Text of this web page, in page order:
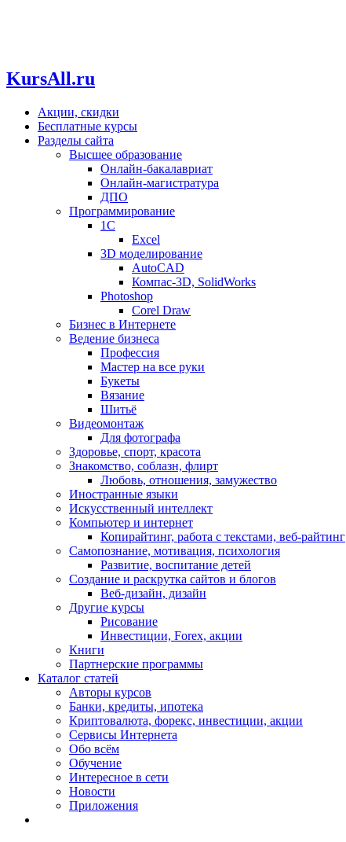
KursAll.ru
Акции, скидки
Бесплатные курсы
Разделы сайта
Высшее образование
Онлайн-бакалавриат
Онлайн-магистратура
ДПО
Программирование
1С
Excel
3D моделирование
AutoCAD
Компас-3D, SolidWorks
Photoshop
Corel Draw
Бизнес в Интернете
Ведение бизнеса
Профессия
Мастер на все руки
Букеты
Вязание
Шитьё
Видеомонтаж
Для фотографа
Здоровье, спорт, красота
Знакомство, соблазн, флирт
Любовь, отношения, замужество
Иностранные языки
Искусственный интеллект
Компьютер и интернет
Копирайтинг, работа с текстами, веб-райтинг
Самопознание, мотивация, психология
Развитие, воспитание детей
Создание и раскрутка сайтов и блогов
Веб-дизайн, дизайн
Другие курсы
Рисование
Инвестиции, Forex, акции
Книги
Партнерские программы
Каталог статей
Авторы курсов
Банки, кредиты, ипотека
Криптовалюта, форекс, инвестиции, акции
Сервисы Интернета
Обо всём
Обучение
Интересное в сети
Новости
Приложения